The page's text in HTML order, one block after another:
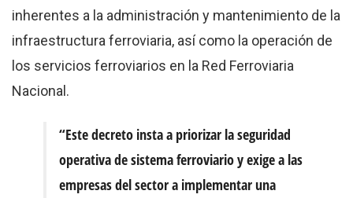
inherentes a la administración y mantenimiento de la
infraestructura ferroviaria, así como la operación de
los servicios ferroviarios en la Red Ferroviaria
Nacional.
“Este decreto insta a priorizar la seguridad
operativa de sistema ferroviario y exige a las
empresas del sector a implementar una